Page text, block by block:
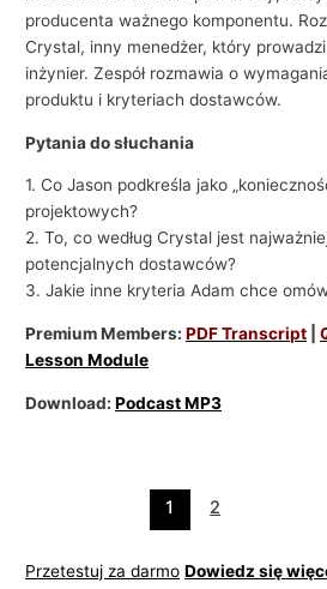
producenta ważnego komponentu.
Crystal, inny menedżer, który
inżynier. Zespół rozmawia o
produktu i kryteriach dostawców.
Pytania do słuchania
1. Co Jason podkreśla jako
projektowych?
2. To, co według Crystal jest
potencjalnych dostawców?
3. Jakie inne kryteria Adam chce
Premium Members:PDF Transcript |
Lesson Module
Download:Podcast MP3
1 2
Przetestuj za darmo Dowiedz się